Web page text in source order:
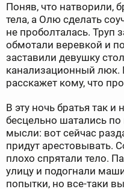
Поняв, что натворили,
тела, а Олю сделать
не проболталась. Труп
обмотали веревкой и
заставили девушку
канализационный люк.
расскажет кому, что
В эту ночь братья так и
бесцельно шатались по
мысли: вот сейчас
придут арестовывать.
плохо спрятали тело.
улицу и подогнали
попытки, но все-таки